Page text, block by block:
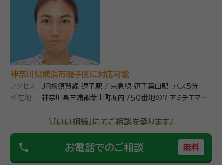
費用は何処もあまり変わらないだろうと思い、人柄で決めた感じです。
契約後の感想
話し方も丁寧でわかりやすく良かったです。期間は初めてなので早いの
か遅いのかはわかりません。
入国管理局申請取次行政書士 ２級ファイナンシャルプラン
ニング技能士 宅地建物取引士 管理業務主任者 貸金業務
取扱主任者 測量士補 危険物取扱者（乙種４類）
所属団体： 日本行政書士会連合会 / 神奈川県行政書士会 相模原
支部
神奈川県横浜市磯子区に対応可能
アクセス
JR横須賀線 逗子駅 / 京急線 逗子葉山駅 バス5分ほ
ど
所在地
神奈川県三浦郡葉山町堀内７５０番地の７ アミチエマー
\「いい相続」にてご相談を承ります/
phone お電話でのご相談 無料